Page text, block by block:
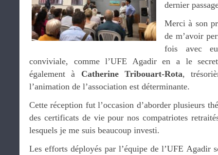
dernier
Merci à son
de m’avoir
fois avec
conviviale, comme l’UFE Agadir en a le
également à Catherine Tribouart-Rota,
l’animation de l’association est déterminante.
Cette réception fut l’occasion d’aborder plusieurs
des certificats de vie pour nos compatriotes
lesquels je me suis beaucoup investi.
Les efforts déployés par l’équipe de l’UFE Agadir